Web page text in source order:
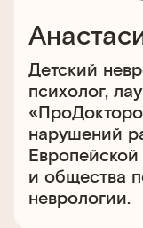
Детский
психолог,
нарушений
и общества
неврологии.